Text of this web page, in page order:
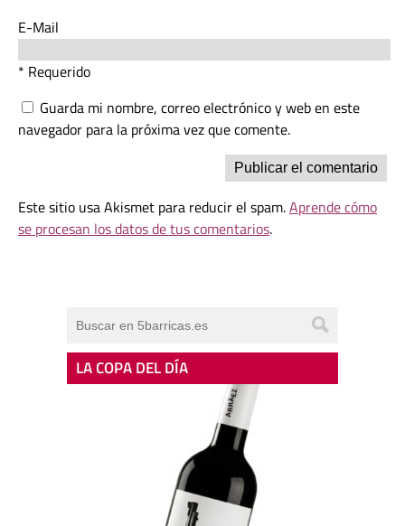
E-Mail
* Requerido
Guarda mi nombre, correo electrónico y web en este
navegador para la próxima vez que comente.
Este sitio usa Akismet para reducir el spam.Aprende cómo
se procesan los datos de tus comentarios.
LA COPA DEL DÍA